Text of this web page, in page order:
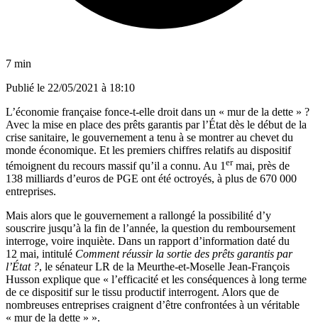
7 min
Publié le 22/05/2021 à 18:10
L’économie française fonce-t-elle droit dans un « mur de la dette » ?
Avec la mise en place des prêts garantis par l’État dès le début de la
crise sanitaire, le gouvernement a tenu à se montrer au chevet du
monde économique. Et les premiers chiffres relatifs au dispositif
témoignent du recours massif qu’il a connu. Au 1 ermai, près de
138 milliards d’euros de PGE ont été octroyés, à plus de 670 000
entreprises.
Mais alors que le gouvernement a rallongé la possibilité d’y
souscrire jusqu’à la fin de l’année, la question du remboursement
interroge, voire inquiète. Dans un rapport d’information daté du
12 mai, intitulé Comment réussir la sortie des prêts garantis par
l’État ?, le sénateur LR de la Meurthe-et-Moselle Jean-François
Husson explique que « l’efficacité et les conséquences à long terme
de ce dispositif sur le tissu productif interrogent. Alors que de
nombreuses entreprises craignent d’être confrontées à un véritable
« mur de la dette » ».